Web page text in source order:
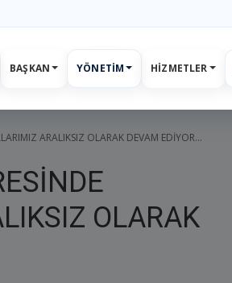
BAŞKAN YÖNETIM HIZMETLER
ARALIKSIZ OLARAK DEVAM EDİYOR...
OLARAK